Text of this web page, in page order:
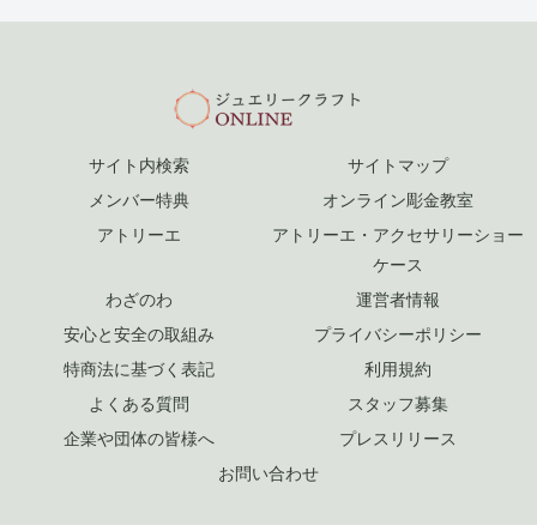
サイト内検索
サイトマップ
メンバー特典
オンライン彫金教室
アトリーエ
アトリーエ・アクセサリーショー
ケース
わざのわ
運営者情報
安心と安全の取組み
プライバシーポリシー
特商法に基づく表記
利用規約
よくある質問
スタッフ募集
企業や団体の皆様へ
プレスリリース
お問い合わせ